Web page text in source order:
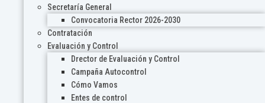
Secretaría General
Convocatoria Rector 2026-2030
Contratación
Evaluación y Control
Drector de Evaluación y Control
Campaña Autocontrol
Cómo Vamos
Entes de control